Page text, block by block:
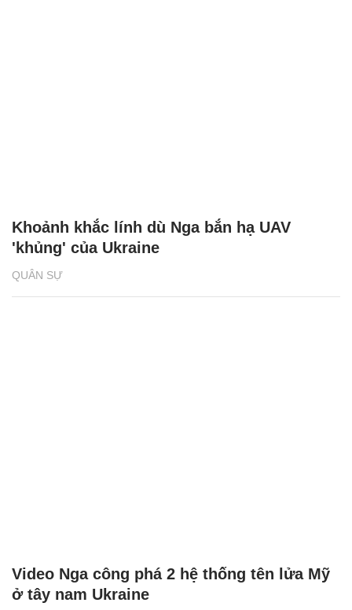
QUÂN SỰ
Khoảnh khắc lính dù Nga bắn hạ UAV
'khủng' của Ukraine
Video Nga công phá 2 hệ thống tên lửa Mỹ
ở tây nam Ukraine